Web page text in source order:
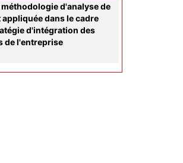
méthodologie d'analyse de
dans le cadre
d'intégration des
de l'entreprise